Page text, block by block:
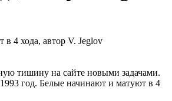
тишину на сайте новыми задачами.
год. Белые начинают и матуют в 4